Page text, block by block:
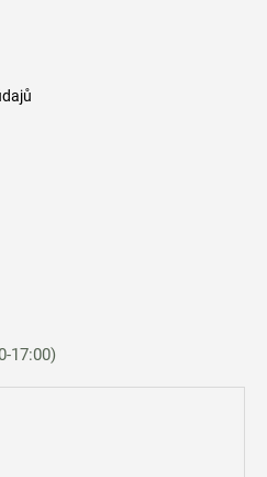
17:00)